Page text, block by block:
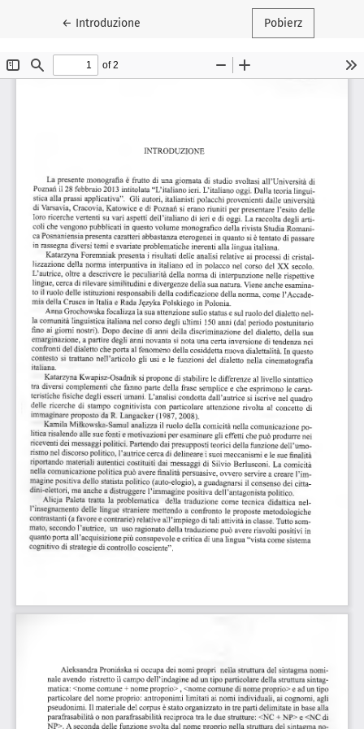
← Wróć do szczegółów artykułu
Introduzione Pobierz